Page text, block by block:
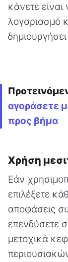
κάνετε
λογαριασμό
αγοράσετε
προς βήμα
Χρήση
Εάν
επιλέξετε
αποφάσεις
επενδύσετε
μετοχικά